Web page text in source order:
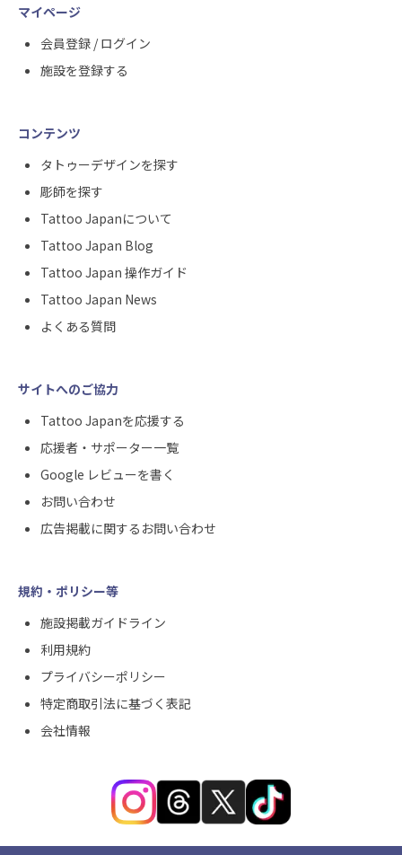
マイページ
会員登録 / ログイン
施設を登録する
コンテンツ
タトゥーデザインを探す
彫師を探す
Tattoo Japanについて
Tattoo Japan Blog
Tattoo Japan 操作ガイド
Tattoo Japan News
よくある質問
サイトへのご協力
Tattoo Japanを応援する
応援者・サポーター一覧
Google レビューを書く
お問い合わせ
広告掲載に関するお問い合わせ
規約・ポリシー等
施設掲載ガイドライン
利用規約
プライバシーポリシー
特定商取引法に基づく表記
会社情報